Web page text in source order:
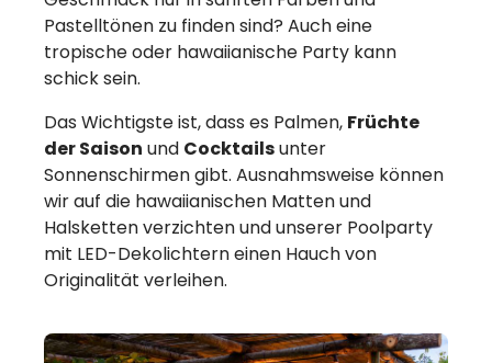
Pastelltönen zu finden sind? Auch eine
tropische oder hawaiianische Party kann
schick sein.
Das Wichtigste ist, dass es Palmen, Früchte
der Saison und Cocktailsunter
Sonnenschirmen gibt. Ausnahmsweise können
wir auf die hawaiianischen Matten und
Halsketten verzichten und unserer Poolparty
mit LED-Dekolichtern einen Hauch von
Originalität verleihen.